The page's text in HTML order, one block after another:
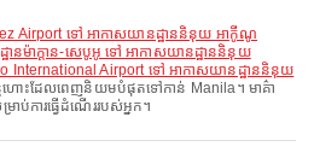
ានម៉ាក្តាន-សេបូអូ ទៅ អាកាសយានដ្ឋាននិនុយ
International Airport ទៅ អាកាសយានដ្ឋាននិនុយ
ហោះដែលពេញនិយមបំផុតទៅកាន់ Manila។ មាគ៌ា
ាប់ការធ្វើដំណើររបស់អ្នក។